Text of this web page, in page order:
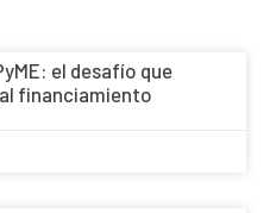
el desafío que
financiamiento